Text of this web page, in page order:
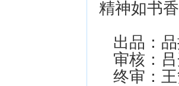
精神如书
出品：
审核：
终审：